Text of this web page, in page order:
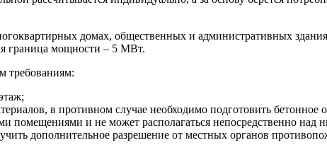
домах, общественных и административных
граница мощности – 5 МВт.
требованиям:
в противном случае необходимо подготовить бетонное
помещениями и не может располагаться непосредственно над
дополнительное разрешение от местных органов